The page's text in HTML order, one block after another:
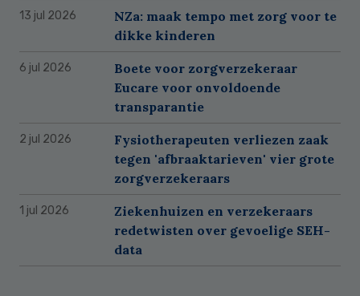
13 jul 2026
NZa: maak tempo met zorg voor te
dikke kinderen
6 jul 2026
Boete voor zorgverzekeraar
Eucare voor onvoldoende
transparantie
2 jul 2026
Fysiotherapeuten verliezen zaak
tegen 'afbraaktarieven' vier grote
zorgverzekeraars
1 jul 2026
Ziekenhuizen en verzekeraars
redetwisten over gevoelige SEH-
data